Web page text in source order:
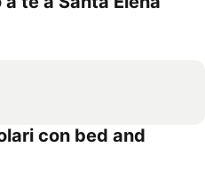
con bed and